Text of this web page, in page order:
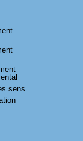
sens